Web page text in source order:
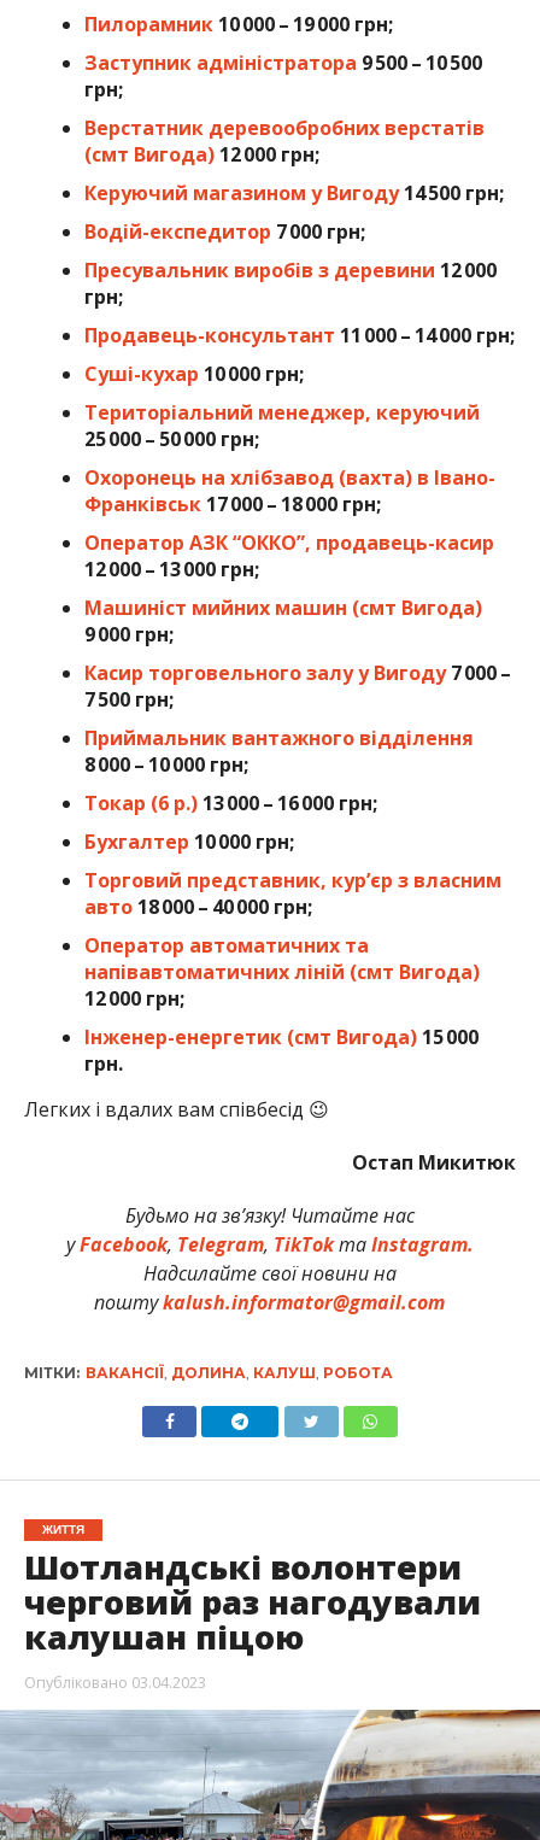
Пилорамник 10 000 – 19 000 грн;
Заступник адміністратора 9 500 – 10 500
грн;
Верстатник деревообробних верстатів
(смт Вигода) 12 000 грн;
Керуючий магазином у Вигоду 14 500 грн;
Водій-експедитор 7 000 грн;
Пресувальник виробів з деревини 12 000
грн;
Продавець-консультант 11 000 – 14 000 грн;
Суші-кухар 10 000 грн;
Територіальний менеджер, керуючий
25 000 – 50 000 грн;
Охоронець на хлібзавод (вахта) в Івано-
Франківськ 17 000 – 18 000 грн;
Оператор АЗК “ОККО”, продавець-касир
12 000 – 13 000 грн;
Машиніст мийних машин (смт Вигода)
9 000 грн;
Касир торговельного залу у Вигоду 7 000 –
7 500 грн;
Приймальник вантажного відділення
8 000 – 10 000 грн;
Токар (6 р.) 13 000 – 16 000 грн;
Бухгалтер 10 000 грн;
Торговий представник, кур’єр з власним
авто18 000 – 40 000 грн;
Оператор автоматичних та
напівавтоматичних ліній (смт Вигода)
12 000 грн;
Інженер-енергетик (смт Вигода) 15 000
грн.
Легких і вдалих вам співбесід 😉
Остап Микитюк
Будьмо на зв’язку! Читайте нас
уFacebook, Telegram, TikTokтаInstagram.
Надсилайте свої новини на
поштуkalush.informator@gmail.com
МІТКИ: ВАКАНСІЇ ДОЛИНА КАЛУШ РОБОТА
ЖИТТЯ
Шотландські волонтери
черговий раз нагодували
калушан піцою
Опубліковано 03.04.2023